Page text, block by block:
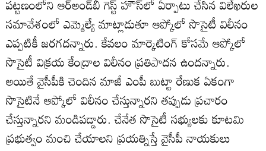
పట్టణంలోని ఆర్‌అండ్‌బీ గెస్ట్‌ హౌస్‌లో ఏర్పాటు చేసిన విలేఖరుల
సమావేశంలో ఎమ్మెల్యే మాట్లాడుతూ ఆప్కోలో సొసైటీ విలీనం
ఎప్పటికీ జరగదన్నారు. కేవలం మార్కెటింగ్‌ కోసమే ఆప్కోలో
సొసైటీ విక్రయ కేంద్రాల విలీనం ప్రతిపాదన ఉందన్నారు.
అయితే వైసీపీకి చెందిన మాజీ ఎంపీ బుట్టా రేణుక ఏకంగా
సొసైటినే ఆప్కోలో విలీనం చేస్తున్నారని తప్పుడు ప్రచారం
చేస్తున్నారని మండిపడ్డారు. చేనేత సొసైటీ సభ్యులకు కూటమి
ప్రభుత్వం మంచి చేయాలని ప్రయత్నిస్తే వైసీపీ నాయకులు